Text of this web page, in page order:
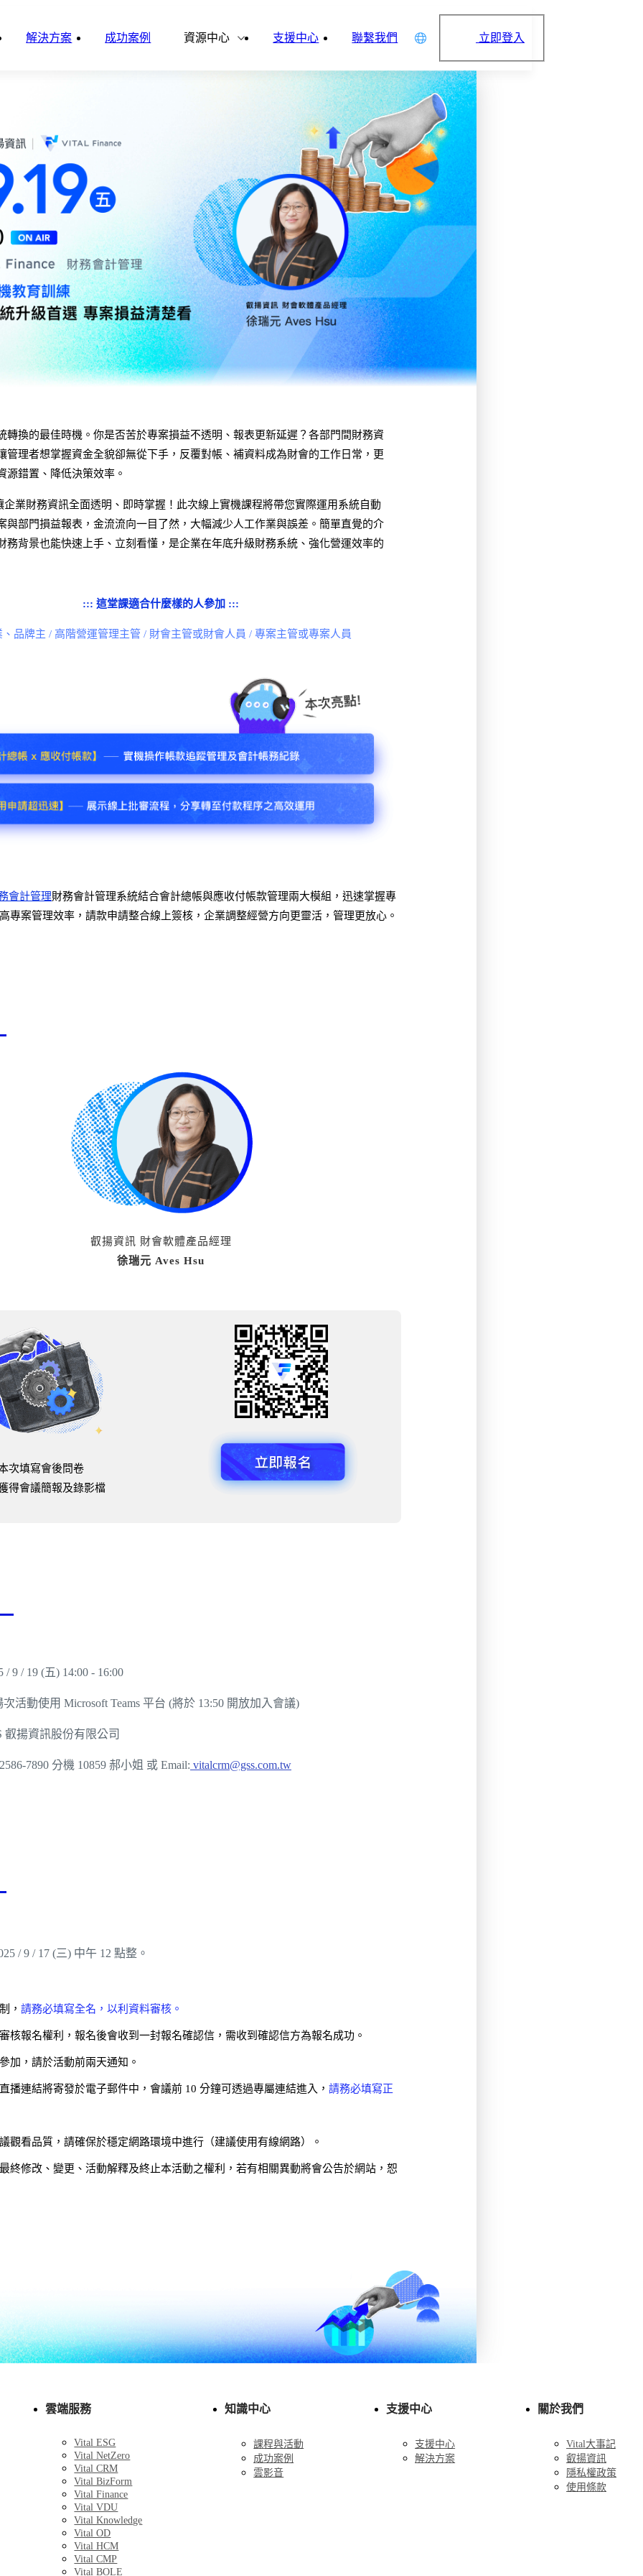
BOLE
解決方案 成功案例 資源中心雲企誌 支援中心 聯繫我們
中文
English
日本語
简体中文
立即登入
轉換的最佳時機。你是否苦於專案損益不透明、報表更新延遲？各部門間財務資
管理者想掌握資金全貌卻無從下手，反覆對帳、補資料成為財會的工作日常，更
源錯置、降低決策效率。
企業財務資訊全面透明、即時掌握！此次線上實機課程將帶您實際運用系統自動
與部門損益報表，金流流向一目了然，大幅減少人工作業與誤差。簡單直覺的介
務背景也能快速上手、立刻看懂，是企業在年底升級財務系統、強化營運效率的
::: 這堂課適合什麼樣的人參加 :::
品牌主 / 高階營運管理主管 / 財會主管或財會人員 / 專案主管或專案人員
會計管理財務會計管理系統結合會計總帳與應收付帳款管理兩大模組，迅速掌握專
專案管理效率，請款申請整合線上簽核，企業調整經營方向更靈活，管理更放心。
叡揚資訊 財會軟體產品經理
徐瑞元 Aves Hsu
次填寫會後問卷
得會議簡報及錄影檔
/ 9 / 19 (五) 14:00 - 16:00
次活動使用 Microsoft Teams 平台 (將於 13:50 開放加入會議)
叡揚資訊股份有限公司
7890 分機 10859 郝小姐 或 Email: vitalcrm@gss.com.tw
/ 9 / 17 (三) 中午 12 點整。
， 請務必填寫全名，以利資料審核。
核報名權利，報名後會收到一封報名確認信，需收到確認信方為報名成功。
加，請於活動前兩天通知。
播連結將寄發於電子郵件中，會議前 10 分鐘可透過專屬連結進入， 請務必填寫正
觀看品質，請確保於穩定網路環境中進行（建議使用有線網路）。
終修改、變更、活動解釋及終止本活動之權利，若有相關異動將會公告於網站，恕
雲端服務
Vital ESG
Vital NetZero
Vital CRM
Vital BizForm
Vital Finance
Vital VDU
Vital Knowledge
Vital OD
Vital HCM
Vital CMP
Vital BOLE
知識中心
課程與活動
成功案例
雲影音
支援中心
支援中心
解決方案
關於我們
Vital大事記
叡揚資訊
隱私權政策
使用條款